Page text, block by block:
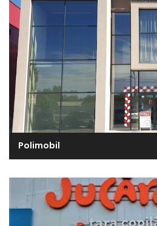
Polimobil